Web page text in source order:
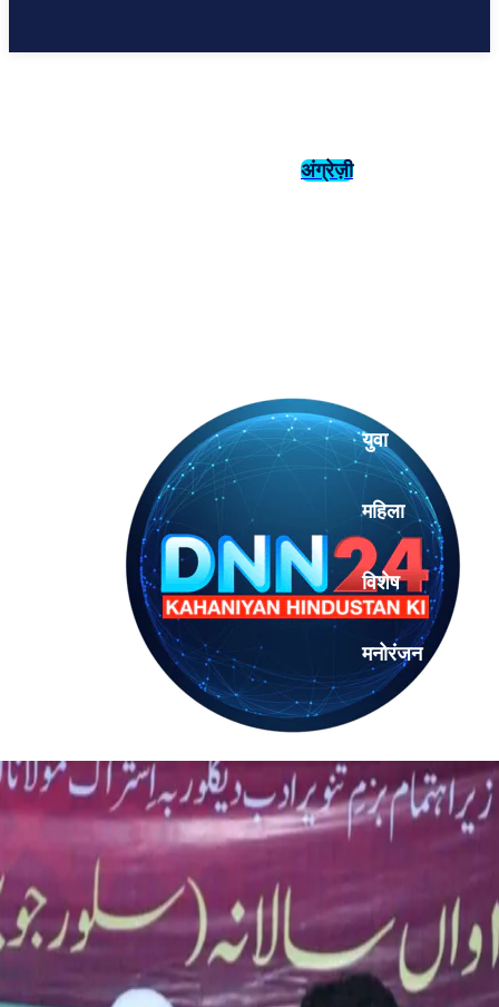
अंग्रेज़ी
युवा
महिला
विशेष
मनोरंजन